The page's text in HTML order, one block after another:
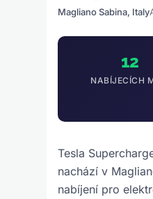
Magliano Sabina, Italy
12
NABÍJECÍCH
Tesla
nachází v
nabíjení pro